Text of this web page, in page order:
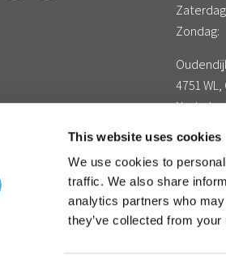
This website uses cookies
We use cookies to
traffic. We also share
analytics partners who
they’ve collected from
Zondag:
4751
Google